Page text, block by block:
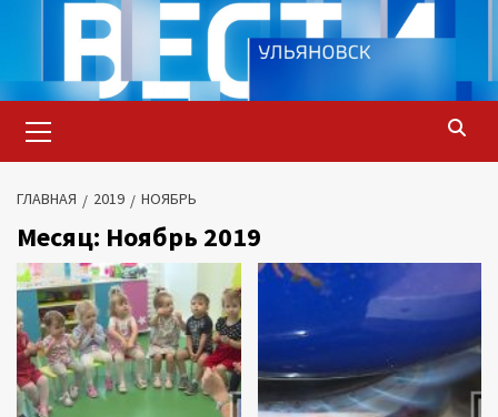
содержимому
меню
ГЛАВНАЯ 2019 НОЯБРЬ
Месяц: Ноябрь 2019